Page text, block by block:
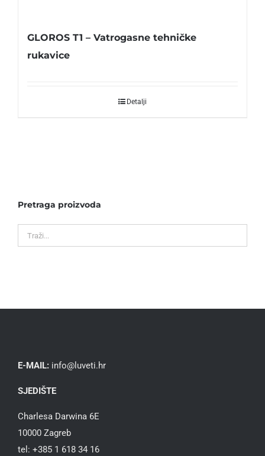
GLOROS T1 – Vatrogasne tehničke
rukavice
Detalji
Pretraga proizvoda
E-MAIL: info@luveti.hr
SJEDIŠTE
Charlesa Darwina 6E
10000 Zagreb
tel: +385 1 618 34 16